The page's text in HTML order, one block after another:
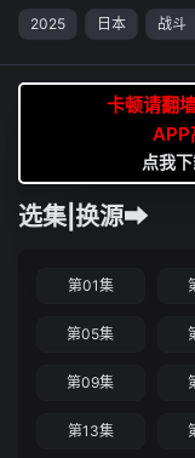
2025 日本 战斗
卡顿请翻
APP
点我
选集|换源➡
第01集
第05集
第09集
第13集